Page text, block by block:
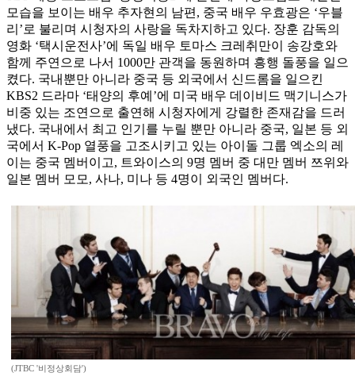
모습을 보이는 배우 추자현의 남편, 중국 배우 우효광은 ‘우블
리’로 불리며 시청자의 사랑을 독차지하고 있다. 장훈 감독의
영화 ‘택시운전사’에 독일 배우 토마스 크레취만이 송강호와
함께 주연으로 나서 1000만 관객을 동원하며 흥행 돌풍을 일으
켰다. 국내뿐만 아니라 중국 등 외국에서 신드롬을 일으킨
KBS2 드라마 ‘태양의 후예’에 미국 배우 데이비드 맥기니스가
비중 있는 조연으로 출연해 시청자에게 강렬한 존재감을 드러
냈다. 국내에서 최고 인기를 누릴 뿐만 아니라 중국, 일본 등 외
국에서 K-Pop 열풍을 고조시키고 있는 아이돌 그룹 엑소의 레
이는 중국 멤버이고, 트와이스의 9명 멤버 중 대만 멤버 쯔위와
일본 멤버 모모, 사나, 미나 등 4명이 외국인 멤버다.
(JTBC '비정상회담')